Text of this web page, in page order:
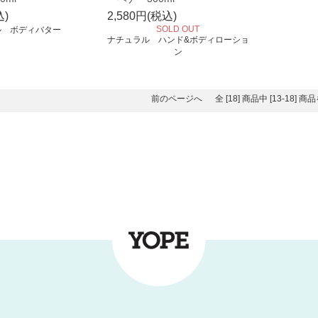
)
ボディバター
2,580円(税込)
SOLD OUT
ナチュラル ハンド&ボディローショ
ン
前のページへ 全 [18] 商品中 [13-18] 商